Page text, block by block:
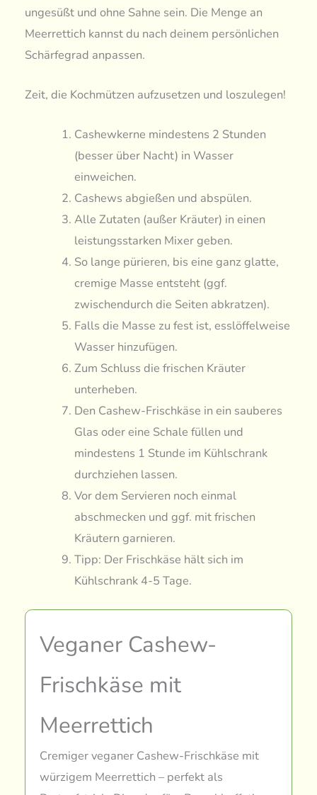
ungesüßt und ohne Sahne sein. Die Menge an
Meerrettich kannst du nach deinem persönlichen
Schärfegrad anpassen.
Zeit, die Kochmützen aufzusetzen und loszulegen!
Cashewkerne mindestens 2 Stunden
(besser über Nacht) in Wasser
einweichen.
Cashews abgießen und abspülen.
Alle Zutaten (außer Kräuter) in einen
leistungsstarken Mixer geben.
So lange pürieren, bis eine ganz glatte,
cremige Masse entsteht (ggf.
zwischendurch die Seiten abkratzen).
Falls die Masse zu fest ist, esslöffelweise
Wasser hinzufügen.
Zum Schluss die frischen Kräuter
unterheben.
Den Cashew-Frischkäse in ein sauberes
Glas oder eine Schale füllen und
mindestens 1 Stunde im Kühlschrank
durchziehen lassen.
Vor dem Servieren noch einmal
abschmecken und ggf. mit frischen
Kräutern garnieren.
Tipp: Der Frischkäse hält sich im
Kühlschrank 4-5 Tage.
Veganer Cashew-
Frischkäse mit
Meerrettich
Cremiger veganer Cashew-Frischkäse mit
würzigem Meerrettich – perfekt als